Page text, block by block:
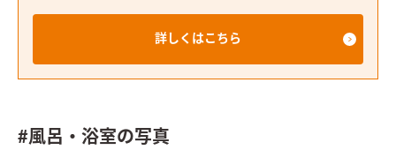
詳しくはこちら
#風呂・浴室の写真